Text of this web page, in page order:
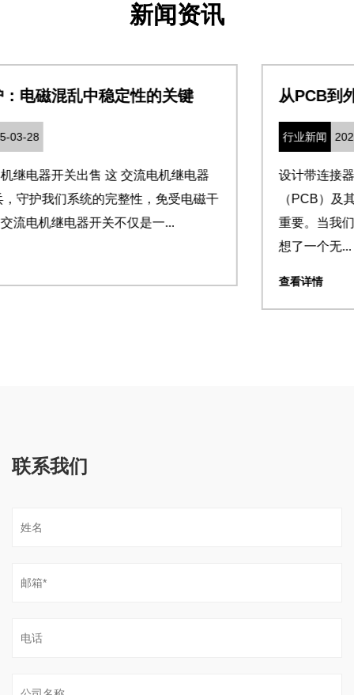
新闻资讯
从PCB到外壳：确保安全连接
行业新闻
设计带连接器制造商的PCB外壳 印刷电路板
（PCB）及其外壳之间的连接对于功能和保护都至关
重要。当我们考虑带有连接器的PCB外壳时，我们设
联系我们